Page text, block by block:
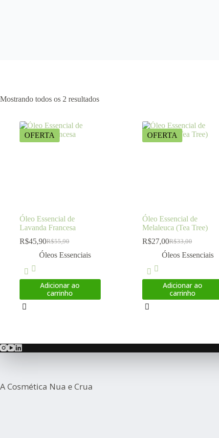
Mostrando todos os 2 resultados
OFERTA
Óleo Essencial de
Lavanda Francesa
R$55,90
O
preço
R$55,90.
R$45,90O
preço
R$45,90.
Óleos Essenciais
Adicionar ao
carrinho
OFERTA
Óleo Essencial de
Melaleuca (Tea Tree)
R$33,00
O
preço
R$33,00.
R$27,00O
preço
R$27,00.
Óleos Essenciais
Adicionar ao
carrinho
A Cosmética Nua e Crua